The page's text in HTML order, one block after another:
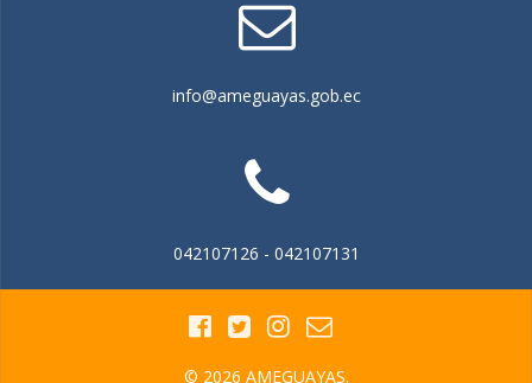
info@ameguayas.gob.ec
042107126 - 042107131
© 2026 AMEGUAYAS.